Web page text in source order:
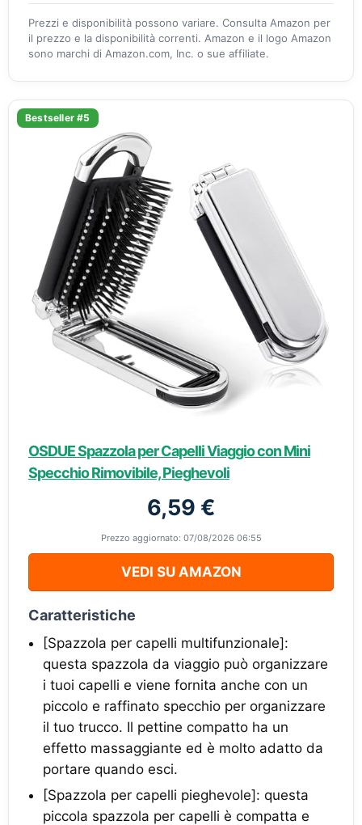
Prezzi e disponibilità possono variare. Consulta Amazon per
il prezzo e la disponibilità correnti. Amazon e il logo Amazon
sono marchi di Amazon.com, Inc. o sue affiliate.
Bestseller #5
OSDUE Spazzola per Capelli Viaggio con Mini
Specchio Rimovibile, Pieghevoli
6,59 €
Prezzo aggiornato: 07/08/2026 06:55
VEDI SU AMAZON
Caratteristiche
[Spazzola per capelli multifunzionale]:
questa spazzola da viaggio può organizzare
i tuoi capelli e viene fornita anche con un
piccolo e raffinato specchio per organizzare
il tuo trucco. Il pettine compatto ha un
effetto massaggiante ed è molto adatto da
portare quando esci.
[Spazzola per capelli pieghevole]: questa
piccola spazzola per capelli è compatta e